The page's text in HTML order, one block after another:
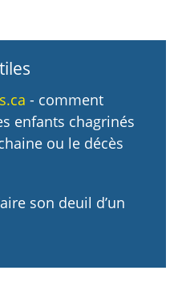
- comment
enfants chagrinés
ou le décès
son deuil d’un